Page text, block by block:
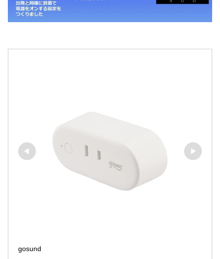
gosund